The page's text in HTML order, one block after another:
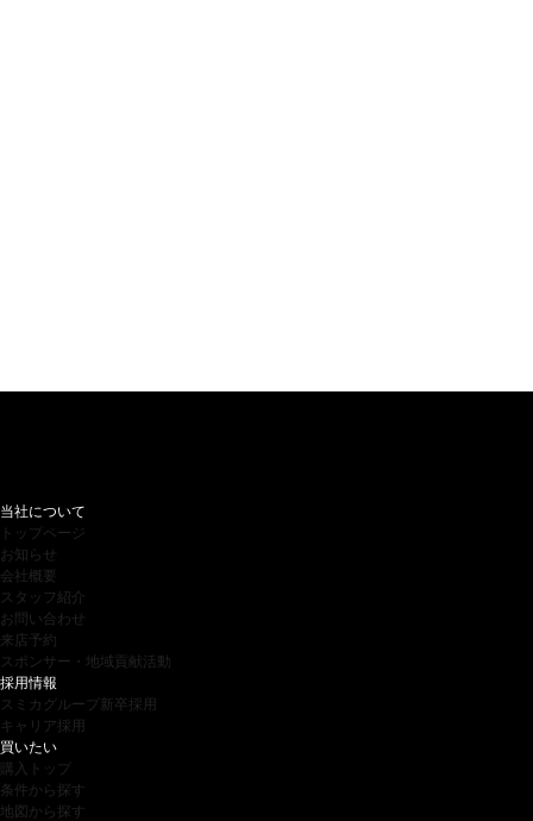
当社について
トップページ
お知らせ
会社概要
スタッフ紹介
お問い合わせ
来店予約
スポンサー・地域貢献活動
採用情報
スミカグループ新卒採用
キャリア採用
買いたい
購入トップ
条件から探す
地図から探す